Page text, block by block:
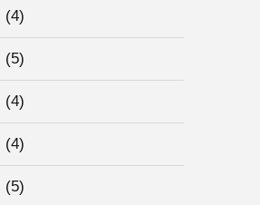
(4)
(5)
(4)
(4)
(5)